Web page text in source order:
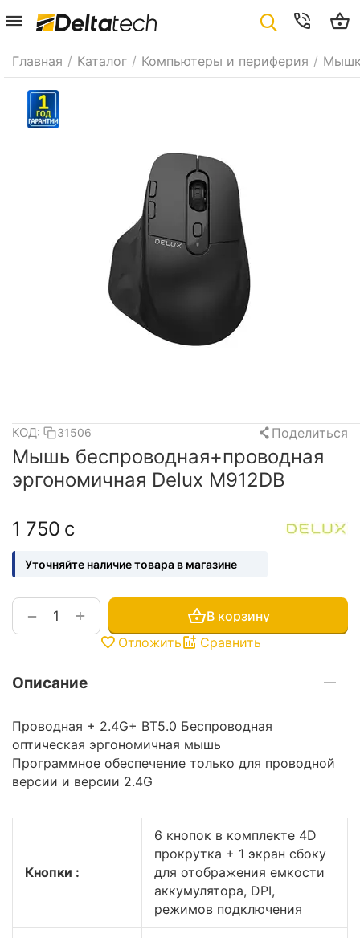
Главная / Каталог / Компьютеры и периферия /
КОД: 31506 Поделиться
Мышь беспроводная+проводная
эргономичная Delux M912DB
1 750 с
Уточняйте наличие товара в магазине
+
−
В корзину
Отложить
Сравнить
Описание
Проводная + 2.4G+ BT5.0 Беспроводная
оптическая эргономичная мышь
Программное обеспечение только для проводной
версии и версии 2.4G
Кнопки :
6 кнопок в комплекте 4D
прокрутка + 1 экран сбоку
для отображения емкости
аккумулятора, DPI,
режимов подключения